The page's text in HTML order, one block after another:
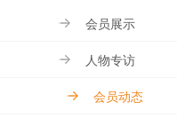
会员展示
人物专访
会员动态